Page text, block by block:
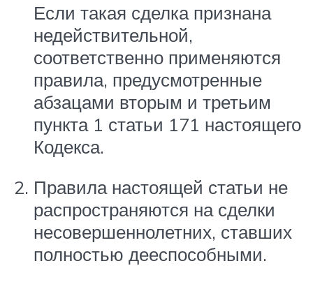
Если такая сделка признана
недействительной,
соответственно применяются
правила, предусмотренные
абзацами вторым и третьим
пункта 1 статьи 171 настоящего
Кодекса.
Правила настоящей статьи не
распространяются на сделки
несовершеннолетних, ставших
полностью дееспособными.